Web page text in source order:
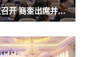
市工商联六届五次执委会议召开 商奎出席并讲话